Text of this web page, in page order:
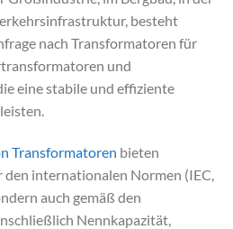
besteht
nach Transformatoren für
und
eine stabile und effiziente
Transformatoren bieten
internationalen Normen (IEC,
auch gemäß den
Nennkapazität,